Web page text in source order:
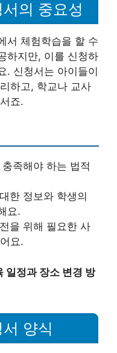
의 중요성
서 체험학습을 할 수
하지만, 이를 신청하
. 신청서는 아이들이
하고, 학교나 교사
죠.
족해야 하는 법적
한 정보와 학생의
요.
을 위해 필요한 사
요.
일정과 장소 변경 방
양식